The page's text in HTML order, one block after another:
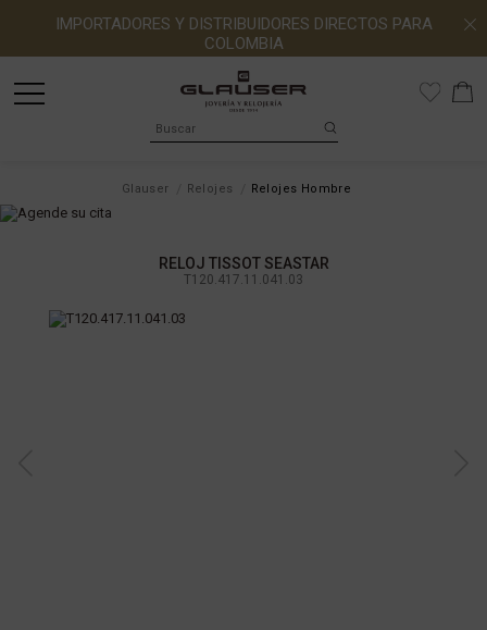
IMPORTADORES Y DISTRIBUIDORES DIRECTOS PARA
COLOMBIA
Glauser Relojes Relojes Hombre
RELOJ TISSOT SEASTAR
T120.417.11.041.03